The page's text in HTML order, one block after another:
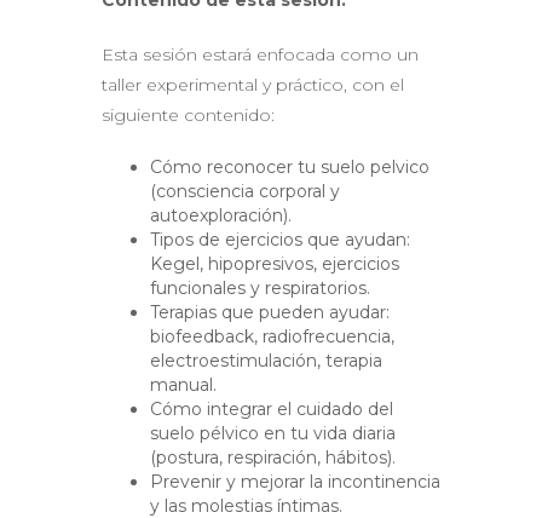
Esta sesión estará enfocada como un
taller experimental y práctico, con el
siguiente contenido:
Cómo reconocer tu suelo pelvico
(consciencia corporal y
autoexploración).
Tipos de ejercicios que ayudan:
Kegel, hipopresivos, ejercicios
funcionales y respiratorios.
Terapias que pueden ayudar:
biofeedback, radiofrecuencia,
electroestimulación, terapia
manual.
Cómo integrar el cuidado del
suelo pélvico en tu vida diaria
(postura, respiración, hábitos).
Prevenir y mejorar la incontinencia
y las molestias íntimas.